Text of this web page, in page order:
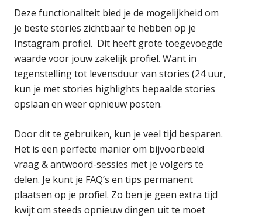
Deze functionaliteit bied je de mogelijkheid om
je beste stories zichtbaar te hebben op je
Instagram profiel. Dit heeft grote toegevoegde
waarde voor jouw zakelijk profiel. Want in
tegenstelling tot levensduur van stories (24 uur,
kun je met stories highlights bepaalde stories
opslaan en weer opnieuw posten.
Door dit te gebruiken, kun je veel tijd besparen.
Het is een perfecte manier om bijvoorbeeld
vraag & antwoord-sessies met je volgers te
delen. Je kunt je FAQ’s en tips permanent
plaatsen op je profiel. Zo ben je geen extra tijd
kwijt om steeds opnieuw dingen uit te moet